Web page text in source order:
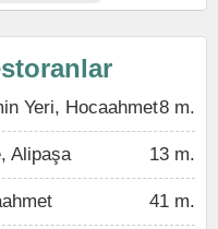
Yeri, Hocaahmet8 m.
Alipaşa 13 m.
41 m.